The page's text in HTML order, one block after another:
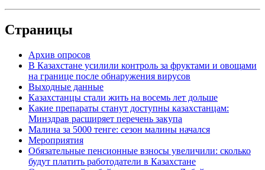
Страницы
Архив опросов
В Казахстане усилили контроль за фруктами и овощами
на границе после обнаружения вирусов
Выходные данные
Казахстанцы стали жить на восемь лет дольше
Какие препараты станут доступны казахстанцам:
Минздрав расширяет перечень закупа
Малина за 5000 тенге: сезон малины начался
Мероприятия
Обязательные пенсионные взносы увеличили: сколько
будут платить работодатели в Казахстане